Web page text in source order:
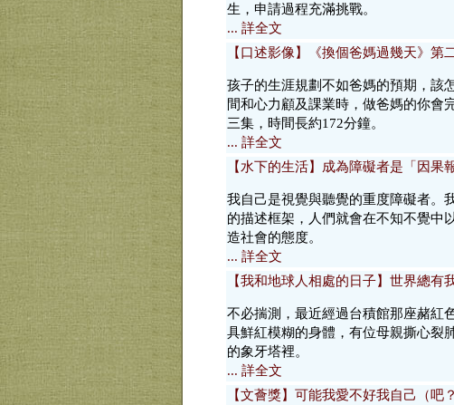
生，申請過程充滿挑戰。
... 詳全文
【口述影像】《換個爸媽過幾天》
孩子的生涯規劃不如爸媽的預期，該
間和心力顧及課業時，做爸媽的你
三集，時間長約172分鐘。
... 詳全文
【水下的生活】成為障礙者是「因果
我自己是視覺與聽覺的重度障礙者。
的描述框架，人們就會在不知不覺中
造社會的態度。
... 詳全文
【我和地球人相處的日子】世界總有
不必揣測，最近經過台積館那座赭紅
具鮮紅模糊的身體，有位母親撕心裂
的象牙塔裡。
... 詳全文
【文薈獎】可能我愛不好我自己（吧？